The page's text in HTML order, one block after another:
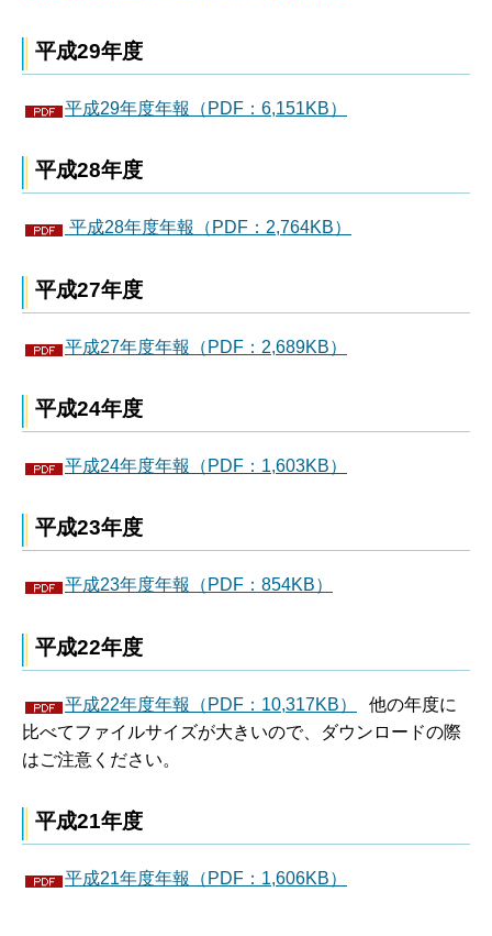
平成29年度
平成29年度年報（PDF：6,151KB）
平成28年度
平成28年度年報（PDF：2,764KB）
平成27年度
平成27年度年報（PDF：2,689KB）
平成24年度
平成24年度年報（PDF：1,603KB）
平成23年度
平成23年度年報（PDF：854KB）
平成22年度
平成22年度年報（PDF：10,317KB）
他の年度に
比べてファイルサイズが大きいので、ダウンロードの際
はご注意ください。
平成21年度
平成21年度年報（PDF：1,606KB）